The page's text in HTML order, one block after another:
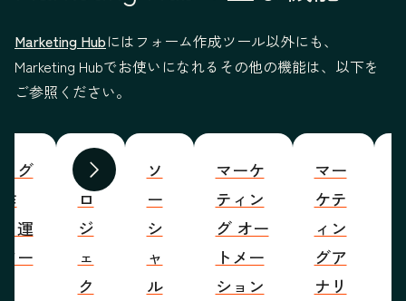
Marketing Hubにはフォーム作成ツール以外にも、
Marketing Hubでお使いになれるその他の機能は、以下を
ご参照ください。
前へ 次へ
グ
運
ー
プ
ロ
ジ
ェ
ク
ソ
ー
シ
ャ
ル
マーケ
ティン
グ オー
トメー
ション
マー
ケテ
ィン
グア
ナリ